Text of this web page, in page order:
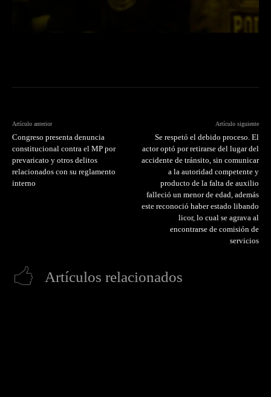
Artículo anterior
Congreso presenta denuncia
constitucional contra el MP por
prevaricato y otros delitos
relacionados con su reglamento
interno
Artículo siguiente
Se respetó el debido proceso. El
actor optó por retirarse del lugar del
accidente de tránsito, sin comunicar
a la autoridad competente y
producto de la falta de auxilio
falleció un menor de edad, además
este reconoció haber estado libando
licor, lo cual se agrava al
encontrarse de comisión de
servicios
Artículos relacionados